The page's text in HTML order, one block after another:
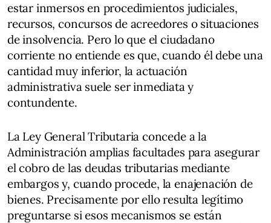
estar inmersos en procedimientos judiciales,
recursos, concursos de acreedores o situaciones
de insolvencia. Pero lo que el ciudadano
corriente no entiende es que, cuando él debe una
cantidad muy inferior, la actuación
administrativa suele ser inmediata y
contundente.
La Ley General Tributaria concede a la
Administración amplias facultades para asegurar
el cobro de las deudas tributarias mediante
embargos y, cuando procede, la enajenación de
bienes. Precisamente por ello resulta legítimo
preguntarse si esos mecanismos se están